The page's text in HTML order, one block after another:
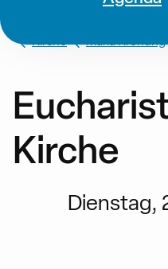
Kirche Maria Krönung
Kirche
Dienstag,